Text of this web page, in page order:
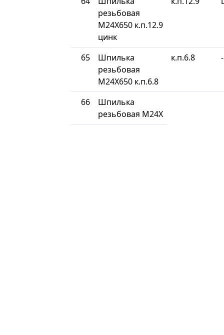
резьбовая
М24Х650 к.п.12.9
цинк
65
Шпилька
резьбовая
М24Х650 к.п.6.8
к.п.6.8 -
66
Шпилька
резьбовая М24Х